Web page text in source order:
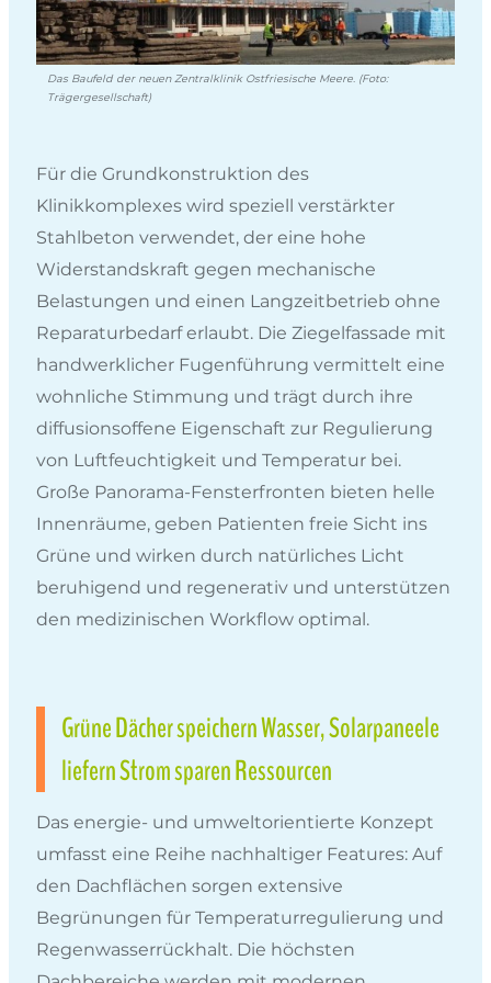
Das Baufeld der neuen Zentralklinik Ostfriesische Meere. (Foto:
Trägergesellschaft)
Für die Grundkonstruktion des
Klinikkomplexes wird speziell verstärkter
Stahlbeton verwendet, der eine hohe
Widerstandskraft gegen mechanische
Belastungen und einen Langzeitbetrieb ohne
Reparaturbedarf erlaubt. Die Ziegelfassade mit
handwerklicher Fugenführung vermittelt eine
wohnliche Stimmung und trägt durch ihre
diffusionsoffene Eigenschaft zur Regulierung
von Luftfeuchtigkeit und Temperatur bei.
Große Panorama-Fensterfronten bieten helle
Innenräume, geben Patienten freie Sicht ins
Grüne und wirken durch natürliches Licht
beruhigend und regenerativ und unterstützen
den medizinischen Workflow optimal.
Grüne Dächer speichern Wasser, Solarpaneele
liefern Strom sparen Ressourcen
Das energie- und umweltorientierte Konzept
umfasst eine Reihe nachhaltiger Features: Auf
den Dachflächen sorgen extensive
Begrünungen für Temperaturregulierung und
Regenwasserrückhalt. Die höchsten